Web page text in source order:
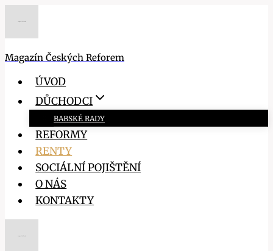
Magazín Českých Reforem
ÚVOD
DŮCHODCI
BABSKÉ RADY
REFORMY
RENTY
SOCIÁLNÍ POJIŠTĚNÍ
O NÁS
KONTAKTY